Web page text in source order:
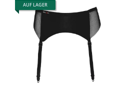
AUF LAGER